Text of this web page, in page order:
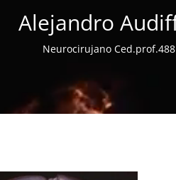
Alejandro
Neurocirujano